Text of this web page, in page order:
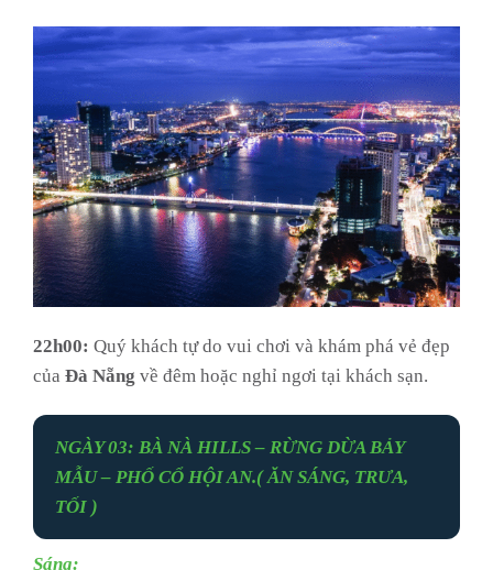
22h00: Quý khách tự do vui chơi và khám phá vẻ đẹp
của Đà Nẵng về đêm hoặc nghỉ ngơi tại khách sạn.
NGÀY 03: BÀ NÀ HILLS – RỪNG DỪA BẢY
MẪU – PHỐ CỔ HỘI AN.( ĂN SÁNG, TRƯA,
TỐI )
Sáng: